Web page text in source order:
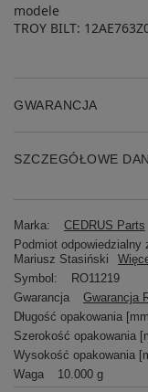
modele
TROY BILT:
GWARANCJA
SZCZEGÓŁOWE
Marka:
CEDRUS Parts
Podmiot odpowiedzialny
Mariusz Stasiński
Symbol:
RO11219
Gwarancja
Gwarancja
Długość opakowania
Szerokość opakowania
Wysokość opakowania
Waga
10.000 g